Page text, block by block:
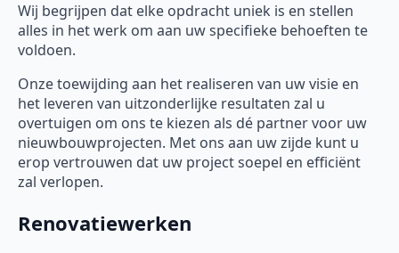
Wij begrijpen dat elke opdracht uniek is en stellen
alles in het werk om aan uw specifieke behoeften te
voldoen.
Onze toewijding aan het realiseren van uw visie en
het leveren van uitzonderlijke resultaten zal u
overtuigen om ons te kiezen als dé partner voor uw
nieuwbouwprojecten. Met ons aan uw zijde kunt u
erop vertrouwen dat uw project soepel en efficiënt
zal verlopen.
Renovatiewerken